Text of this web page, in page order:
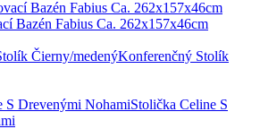
Bazén Fabius Ca. 262x157x46cm
Konferenčný Stolík
Stolička Celine S